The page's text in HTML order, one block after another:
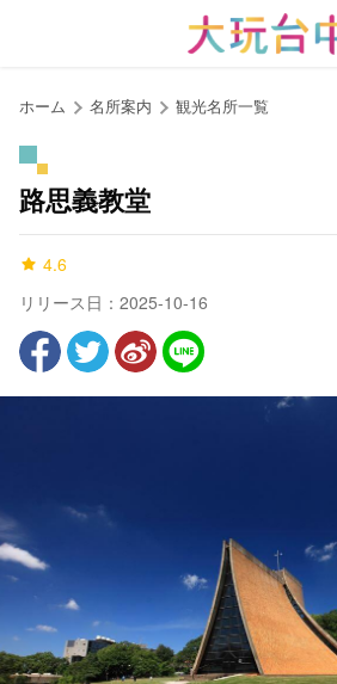
ホーム 名所案内 観光名所一覧
路思義教堂
4.6
リリース日：2025-10-16